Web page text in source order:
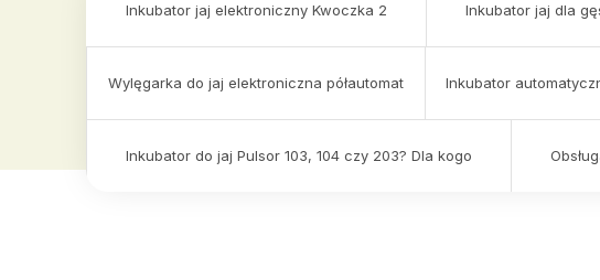
Inkubator jaj elektroniczny Kwoczka 2 Inkubator jaj dla
Wylęgarka do jaj elektroniczna półautomat Inkubator
Inkubator do jaj Pulsor 103, 104 czy 203? Dla kogo